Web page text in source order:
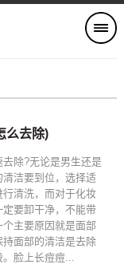
么去除)
除?无论是男生还是
洁要到位，选择适
清洗，而对于化妆
要卸干净，不能带
主要原因就是面部
面部的清洁是去除
脸上长痘痘...